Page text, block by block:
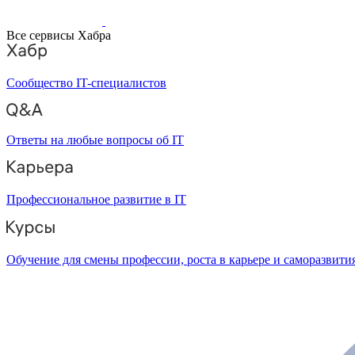
Все сервисы Хабра
Сообщество IT-специалистов
Ответы на любые вопросы об IT
Профессиональное развитие в IT
Обучение для смены профессии, роста в карьере и